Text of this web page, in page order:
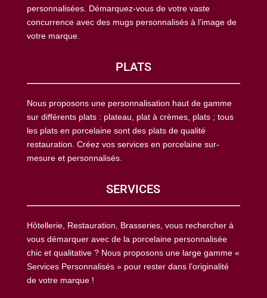
personnalisées. Démarquez-vous de votre vaste
concurrence avec des mugs personnalisés à l’image de
votre marque.
PLATS
Nous proposons une personnalisation haut de gamme
sur différents plats : plateau, plat à crèmes, plats ; tous
les plats en porcelaine sont des plats de qualité
restauration. Créez vos services en porcelaine sur-
mesure et personnalisés.
SERVICES
Hôtellerie, Restauration, Brasseries, vous rechercher à
vous démarquer avec de la porcelaine personnalisée
chic et qualitative ? Nous proposons une large gamme «
Services Personnalisés » pour rester dans l’originalité
de votre marque !